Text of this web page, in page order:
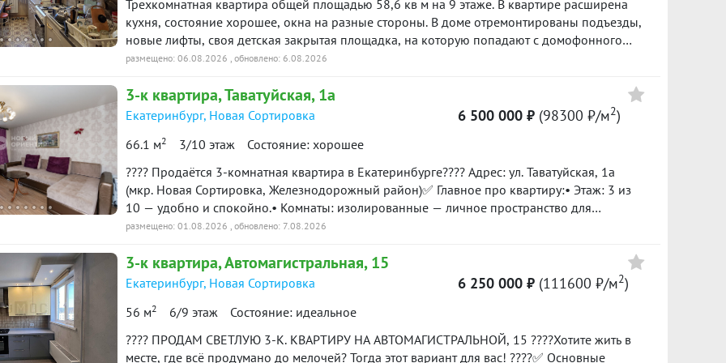
ремонтом.Дом:• панельный дом 1990 года• 1 пассажирский лифт• двор зеленый, есть
детская площадка• парковочные места около дома• местоположение дома отличное, в
шаговой доступности все необходимое: дет. сады, школы, магазины, аптеки, пвз• до
остановки общественного транспорта (автобусы и трамваи) 5–10 минут пешком *Легко
купить:* наличные, ипотека. Поможем с реализацией вашей недвижимости для
приобретения данного объекта.Помощь в одобрении ипотеки по наилучшим ставкам от
банков-партнёров.Агентство недвижимости «Квико» гарантирует своим клиентам
безопасность сделки. Наша профессиональная деятельность застрахована. ID объекта в
Трехкомнатная квартира общей площадью 58,6 кв м на 9 этаже. В квартире расширена
кухня, состояние хорошее, окна на разные стороны. В доме отремонтированы подъезды,
новые лифты, своя детская закрытая площадка, на которую попадают с домофонного
ключа. Документы готовы, обременений/опек нет. ID объекта в нашей базе: 6346
размещено: 06.08.2026 , обновлено: 6.08.2026
3-к квартира, Таватуйская, 1а
Екатеринбург, Новая Сортировка
66.1 м2 3/10 этаж Состояние: хорошее
6 500 000 ₽ (98300 ₽/м2)
???? Продаётся 3‑комнатная квартира в Екатеринбурге???? Адрес: ул. Таватуйская, 1а
(мкр. Новая Сортировка, Железнодорожный район)✅ Главное про квартиру:• Этаж: 3 из
10 — удобно и спокойно.• Комнаты: изолированные — личное пространство для
каждого.• Состояние: косметический ремонт — можно заезжать и жить сразу.• Мебель:
рядом:• Школы: школа № 170 , гимназия № 174 .• Детские сады: РЖД детский сад № 32 ,
детский сад № 245.• Магазины: «Магнит», «Красное & Белое» и другие — в пешей
доступности.• Отдых: парк «Таганская Слобода» — идеально для прогулок и спорта.• Во
дворе — детская площадка, рядом остановки транспорта.???? Условия сделки:•
Несовершеннолетних собственников нет, документы готовы.• Возможен торг при
просмотре.???? Пишите в чат или звоните — отвечу на все вопросы и организую показ в
размещено: 01.08.2026 , обновлено: 7.08.2026
3-к квартира, Автомагистральная, 15
Екатеринбург, Новая Сортировка
56 м2 6/9 этаж Состояние: идеальное
6 250 000 ₽ (111600 ₽/м2)
???? ПРОДАМ СВЕТЛУЮ 3-К. КВАРТИРУ НА АВТОМАГИСТРАЛЬНОЙ, 15 ????Хотите жить в
месте, где всё продумано до мелочей? Тогда этот вариант для вас! ????✅ Основные